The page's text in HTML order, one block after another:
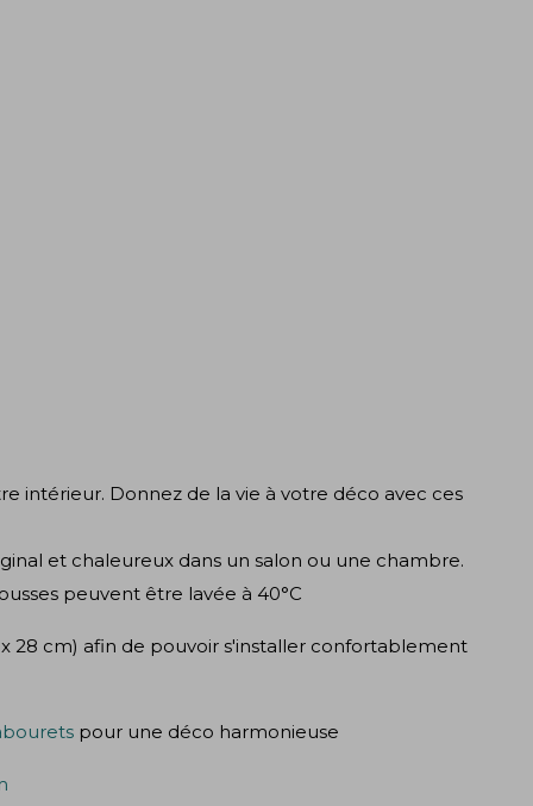
intérieur. Donnez de la vie à votre déco avec ces
et chaleureux dans un salon ou une chambre.
peuvent être lavée à 40°C
28 cm) afin de pouvoir s'installer confortablement
pour une déco harmonieuse